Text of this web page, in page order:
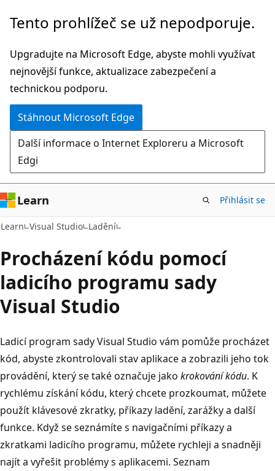
Přeskočit
hlavní
obsah
Tento prohlížeč se už nepodporuje.
Upgradujte na Microsoft Edge, abyste mohli využívat
nejnovější funkce, aktualizace zabezpečení a
technickou podporu.
Stáhnout Microsoft Edge
Další informace o Internet Exploreru a Microsoft
Edgi
Learn Přihlásit se
Learn Visual Studio Ladění
Procházení kódu pomocí
ladicího programu sady
Visual Studio
Ladicí program sady Visual Studio vám pomůže procházet
kód, abyste zkontrolovali stav aplikace a zobrazili jeho tok
provádění, který se také označuje jako krokování kódu. K
rychlému získání kódu, který chcete prozkoumat, můžete
použít klávesové zkratky, příkazy ladění, zarážky a další
funkce. Když se seznámíte s navigačními příkazy a
zkratkami ladicího programu, můžete rychleji a snadněji
najít a vyřešit problémy s aplikacemi. Seznam